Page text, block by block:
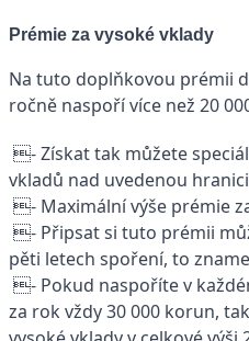
Prémie za vysoké vklady
Na tuto doplňkovou prémii
ročně naspoří více než 20
- Získat tak můžete
vkladů nad uvedenou
- Maximální výše prémie
- Připsat si tuto prémii
pěti letech spoření, to
- Pokud naspoříte v
za rok vždy 30 000 korun,